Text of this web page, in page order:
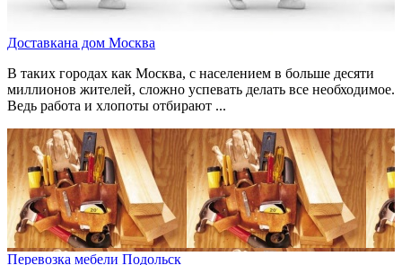
Доставкана дом Москва
В таких городах как Москва, с населением в больше десяти
миллионов жителей, сложно успевать делать все необходимое.
Ведь работа и хлопоты отбирают ...
Перевозка мебели Подольск